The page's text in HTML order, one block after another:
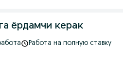
ёрдамчи керак
Работа на полную ставку